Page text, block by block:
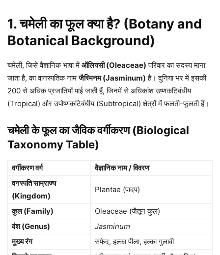
1. चमेली का फूल क्या है? (Botany and
Botanical Background)
चमेली, जिसे वैज्ञानिक भाषा में ऑलियसी (Oleaceae) परिवार का सदस्य माना
जाता है, का वानस्पतिक नामजैस्मिनम (Jasminum) है। दुनिया भर में इसकी
200 से अधिक प्रजातियाँ पाई जाती हैं, जिनमें से अधिकांश उष्णकटिबंधीय
(Tropical) और उपोष्णकटिबंधीय (Subtropical) क्षेत्रों में फलती-फूलती हैं।
चमेली के फूल का जैविक वर्गीकरण (Biological
Taxonomy Table)
वर्गीकरण वर्ग
वैज्ञानिक नाम / विवरण
वनस्पति साम्राज्य
(Kingdom)
Plantae (पादप)
कुल (Family)
Oleaceae (जैतून कुल)
वंश (Genus)
Jasminum
मुख्य रंग
सफेद, हल्का पीला, हल्का गुलाबी